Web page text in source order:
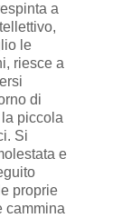
a
le
riesce a
di
piccola
Si
e
proprie
cammina